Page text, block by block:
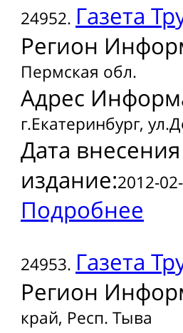
24952. Газета
Регион
Пермская обл.
Адрес
г.Екатеринбург,
Дата
издание:2012-
Подробнее
24953. Газета
Регион
край, Респ. Тыва